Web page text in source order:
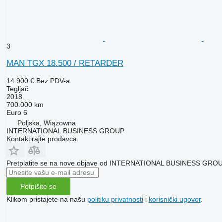
3
MAN TGX 18.500 / RETARDER
14.900 € Bez PDV-a
Tegljač
2018
700.000 km
Euro 6
Poljska, Wiązowna
INTERNATIONAL BUSINESS GROUP
Kontaktirajte prodavca
Pretplatite se na nove objave od INTERNATIONAL BUSINESS
Potpišite se
Klikom pristajete na našu politiku privatnostii korisnički ugovor.